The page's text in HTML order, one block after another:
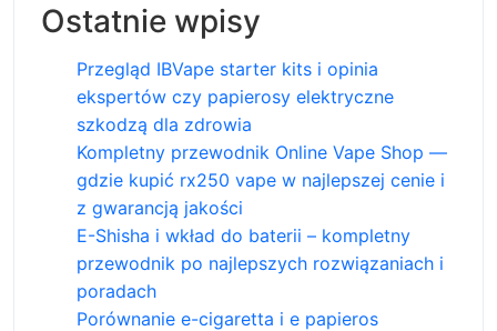
Ostatnie wpisy
Przegląd IBVape starter kits i opinia
ekspertów czy papierosy elektryczne
szkodzą dla zdrowia
Kompletny przewodnik Online Vape Shop —
gdzie kupić rx250 vape w najlepszej cenie i
z gwarancją jakości
E-Shisha i wkład do baterii – kompletny
przewodnik po najlepszych rozwiązaniach i
poradach
Porównanie e-cigaretta i e papieros